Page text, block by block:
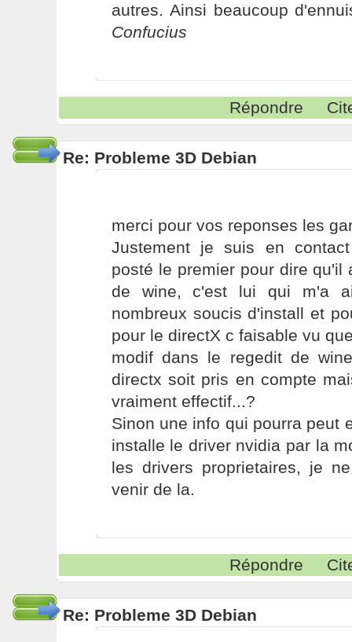
autres. Ainsi beaucoup
Confucius
Répondre
Re: Probleme 3D Debian
merci pour vos reponses les
Justement je suis en
posté le premier pour dire qu'il
de wine, c'est lui qui m'a
nombreux soucis d'install et
pour le directX c faisable vu
modif dans le regedit de
directx soit pris en compte
vraiment effectif...?
Sinon une info qui pourra peut
installe le driver nvidia par la
les drivers proprietaires, je
venir de la.
Répondre
Re: Probleme 3D Debian